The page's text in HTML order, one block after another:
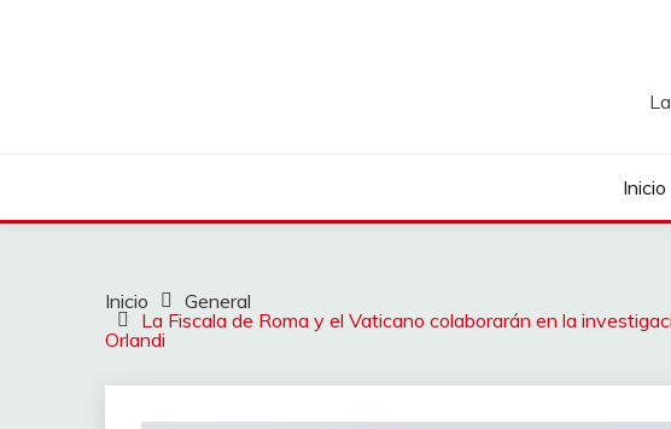
Inicio
Inicio
General
La Fiscala de Roma y el Vaticano colaborarán en la
Orlandi